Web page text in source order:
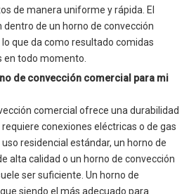
de manera uniforme y rápida. El
de un horno de convección
que da como resultado comidas
todo momento.
de convección comercial para mi
comercial ofrece una durabilidad
conexiones eléctricas o de gas
residencial estándar, un horno de
alta calidad o un horno de convección
ser suficiente. Un horno de
siendo el más adecuado para